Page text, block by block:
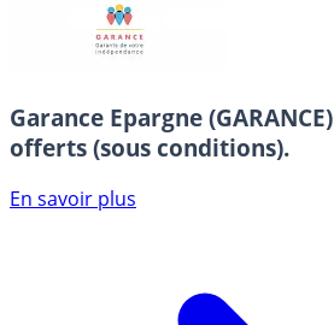
Garance Epargne (GARANCE)
offerts (sous conditions).
En savoir plus